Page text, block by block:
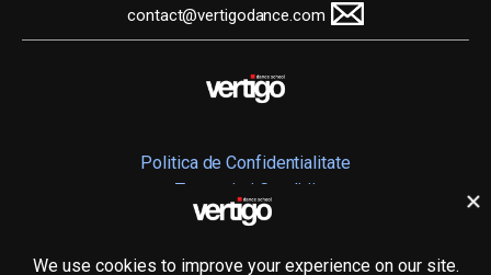
contact@vertigodance.com
Politica de Confidentialitate
Termeni si Conditii
A.C.S. Vertigo Dance School